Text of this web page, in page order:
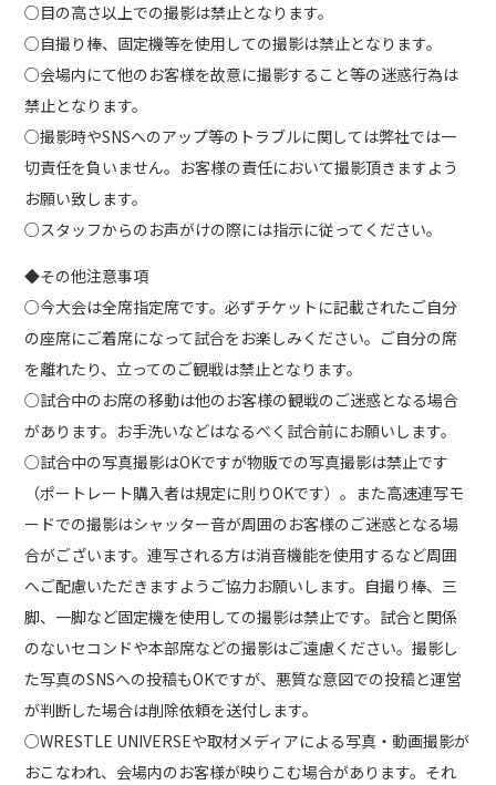
○目の高さ以上での撮影は禁止となります。
○自撮り棒、固定機等を使用しての撮影は禁止となります。
○会場内にて他のお客様を故意に撮影すること等の迷惑行為は
禁止となります。
○撮影時やSNSへのアップ等のトラブルに関しては弊社では一
切責任を負いません。お客様の責任において撮影頂きますよう
お願い致します。
○スタッフからのお声がけの際には指示に従ってください。
◆その他注意事項
○今大会は全席指定席です。必ずチケットに記載されたご自分
の座席にご着席になって試合をお楽しみください。ご自分の席
を離れたり、立ってのご観戦は禁止となります。
○試合中のお席の移動は他のお客様の観戦のご迷惑となる場合
があります。お手洗いなどはなるべく試合前にお願いします。
○試合中の写真撮影はOKですが物販での写真撮影は禁止です
（ポートレート購入者は規定に則りOKです）。また高速連写モ
ードでの撮影はシャッター音が周囲のお客様のご迷惑となる場
合がございます。連写される方は消音機能を使用するなど周囲
へご配慮いただきますようご協力お願いします。自撮り棒、三
脚、一脚など固定機を使用しての撮影は禁止です。試合と関係
のないセコンドや本部席などの撮影はご遠慮ください。撮影し
た写真のSNSへの投稿もOKですが、悪質な意図での投稿と運営
が判断した場合は削除依頼を送付します。
○WRESTLE UNIVERSEや取材メディアによる写真・動画撮影が
おこなわれ、会場内のお客様が映りこむ場合があります。それ